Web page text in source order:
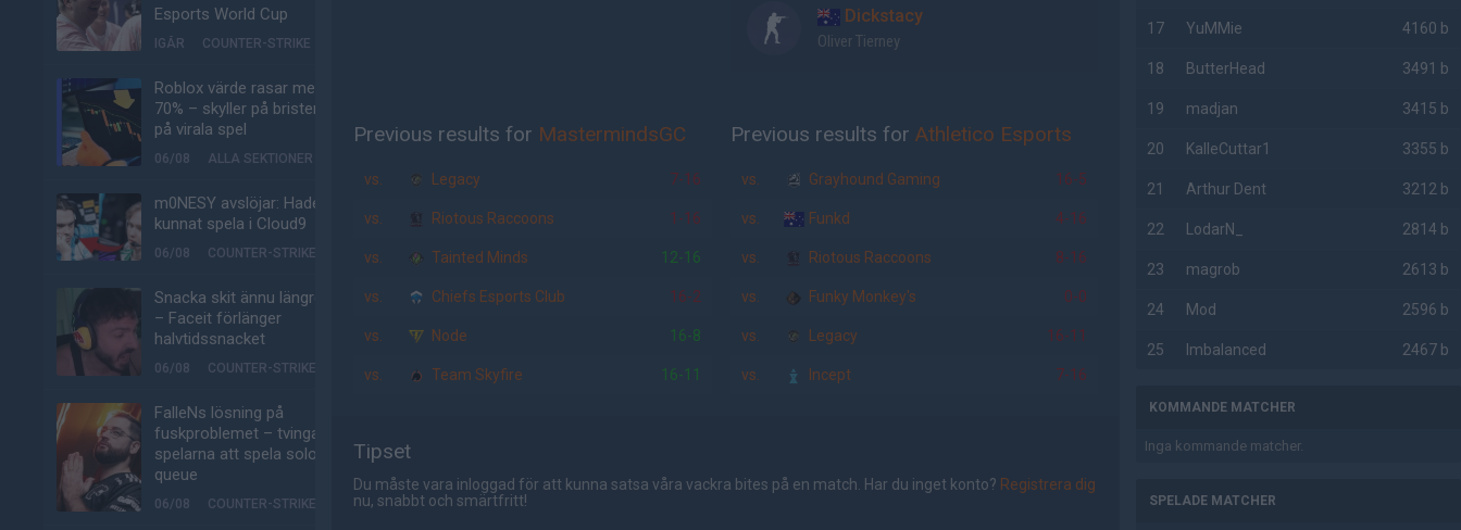
Esports World Cup
IGÅR COUNTER-STRIKE
Roblox värde rasar med
70% – skyller på bristen
på virala spel
06/08 ALLA SEKTIONER
m0NESY avslöjar: Hade
kunnat spela i Cloud9
06/08 COUNTER-STRIKE
Snacka skit ännu längre
– Faceit förlänger
halvtidssnacket
06/08 COUNTER-STRIKE
FalleNs lösning på
fuskproblemet – tvinga
spelarna att spela solo-
queue
06/08 COUNTER-STRIKE
Dickstacy
Oliver Tierney
Previous results for MastermindsGC
vs. Legacy 7-16
vs. Riotous Raccoons 1-16
vs. Tainted Minds 12-16
vs. Chiefs Esports Club 16-2
vs. Node 16-8
vs. Team Skyfire 16-11
Previous results for Athletico Esports
vs. Grayhound Gaming 16-5
vs. Funkd 4-16
vs. Riotous Raccoons 8-16
vs. Funky Monkey's 0-0
vs. Legacy 16-11
vs. Incept 7-16
Tipset
Du måste vara inloggad för att kunna satsa våra vackra bites på en match. Har du inget konto? Registrera dig
nu, snabbt och smärtfritt!
17 YuMMie 4160 b
18 ButterHead 3491 b
19 madjan 3415 b
20 KalleCuttar1 3355 b
21 Arthur Dent 3212 b
22 LodarN_ 2814 b
23 magrob 2613 b
24 Mod 2596 b
25 Imbalanced 2467 b
KOMMANDE MATCHER
Inga kommande matcher.
SPELADE MATCHER